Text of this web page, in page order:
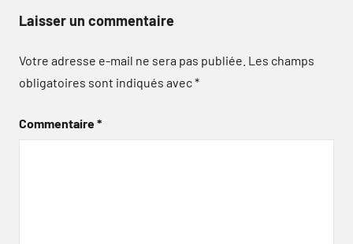
Laisser un commentaire
Votre adresse e-mail ne sera pas publiée. Les champs
obligatoires sont indiqués avec*
Commentaire*